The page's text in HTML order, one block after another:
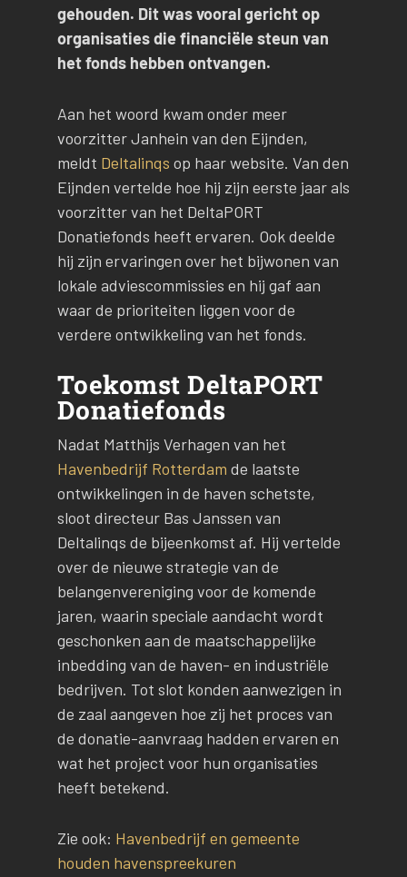
gehouden. Dit was vooral gericht op
organisaties die financiële steun van
het fonds hebben ontvangen.
Aan het woord kwam onder meer
voorzitter Janhein van den Eijnden,
meldt Deltalinqs op haar website. Van den
Eijnden vertelde hoe hij zijn eerste jaar als
voorzitter van het DeltaPORT
Donatiefonds heeft ervaren. Ook deelde
hij zijn ervaringen over het bijwonen van
lokale adviescommissies en hij gaf aan
waar de prioriteiten liggen voor de
verdere ontwikkeling van het fonds.
Toekomst DeltaPORT
Donatiefonds
Nadat Matthijs Verhagen van het
Havenbedrijf Rotterdam de laatste
ontwikkelingen in de haven schetste,
sloot directeur Bas Janssen van
Deltalinqs de bijeenkomst af. Hij vertelde
over de nieuwe strategie van de
belangenvereniging voor de komende
jaren, waarin speciale aandacht wordt
geschonken aan de maatschappelijke
inbedding van de haven- en industriële
bedrijven. Tot slot konden aanwezigen in
de zaal aangeven hoe zij het proces van
de donatie-aanvraag hadden ervaren en
wat het project voor hun organisaties
heeft betekend.
Zie ook: Havenbedrijf en gemeente
houden havenspreekuren